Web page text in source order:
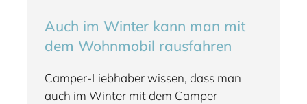
Auch im Winter kann man mit
dem Wohnmobil rausfahren
Camper-Liebhaber wissen, dass man
auch im Winter mit dem Camper